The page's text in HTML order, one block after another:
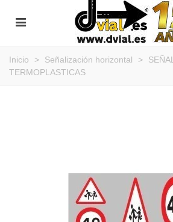
Inicio > Señalización horizontal >
TERMOPLASTICAS